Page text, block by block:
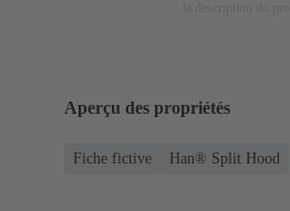
Aperçu des propriétés
Fiche fictive Han® Split Hood